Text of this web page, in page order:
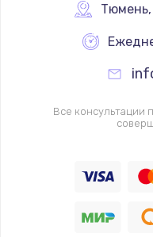
Ремонт
Тюмень,
Все консультации